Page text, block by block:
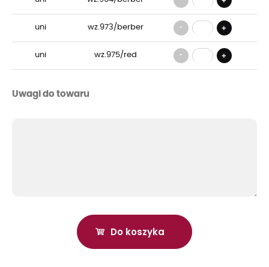
uni wz.973/berber - +
uni wz.975/red - +
Uwagi do towaru